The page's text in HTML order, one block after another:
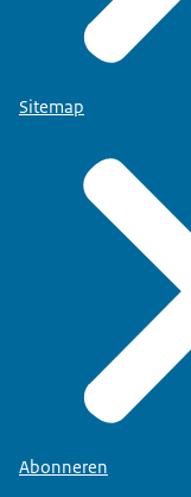
Sitemap
Abonneren